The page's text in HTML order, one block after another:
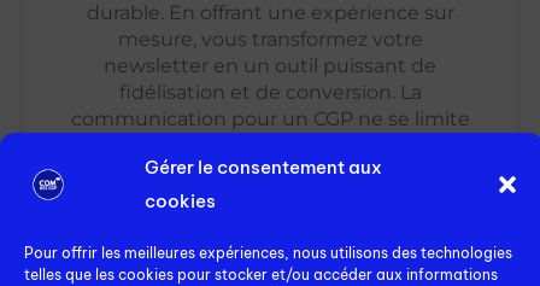
Gérer le consentement aux
cookies
Pour offrir les meilleures expériences, nous utilisons des technologies
telles que les cookies pour stocker et/ou accéder aux informations
durable. En offrant une expérience sur
mesure, vous transformez votre
newsletter en un outil puissant de
fidélisation et de conversion. La
communication pour un CGP ne se limite
engager et inspirer confiance. Une
stratégie bien pensée, intégrant les
méthodes